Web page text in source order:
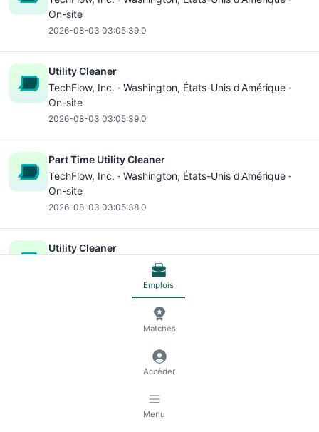
On-site
2026-08-03 03:05:39.0
Utility Cleaner
TechFlow, Inc. · Washington, États-Unis d'Amérique ·
On-site
2026-08-03 03:05:39.0
Part Time Utility Cleaner
TechFlow, Inc. · Washington, États-Unis d'Amérique ·
On-site
2026-08-03 03:05:38.0
Utility Cleaner
Washington
2026-08-03 03:05:38.0
Washington
Emplois
Matches
Accéder
Menu